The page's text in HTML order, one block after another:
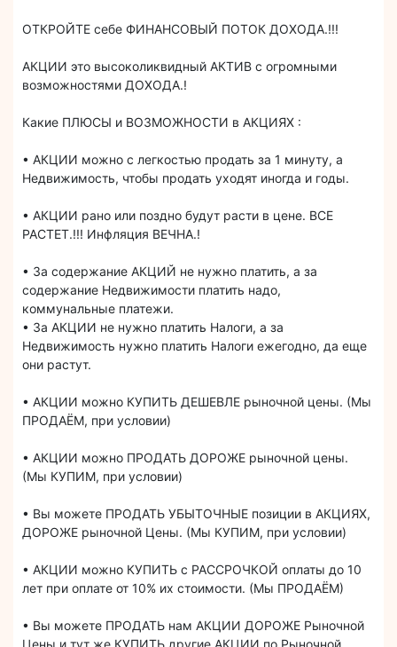
ОТКРОЙТЕ себе ФИНАНСОВЫЙ ПОТОК ДОХОДА.!!!
АКЦИИ это высоколиквидный АКТИВ с огромными
возможностями ДОХОДА.!
Какие ПЛЮСЫ и ВОЗМОЖНОСТИ в АКЦИЯХ :
• АКЦИИ можно с легкостью продать за 1 минуту, а
Недвижимость, чтобы продать уходят иногда и годы.
• АКЦИИ рано или поздно будут расти в цене. ВСЕ
РАСТЕТ.!!! Инфляция ВЕЧНА.!
• За содержание АКЦИЙ не нужно платить, а за
содержание Недвижимости платить надо,
коммунальные платежи.
• За АКЦИИ не нужно платить Налоги, а за
Недвижимость нужно платить Налоги ежегодно, да еще
они растут.
• АКЦИИ можно КУПИТЬ ДЕШЕВЛЕ рыночной цены. (Мы
ПРОДАЁМ, при условии)
• АКЦИИ можно ПРОДАТЬ ДОРОЖЕ рыночной цены.
(Мы КУПИМ, при условии)
• Вы можете ПРОДАТЬ УБЫТОЧНЫЕ позиции в АКЦИЯХ,
ДОРОЖЕ рыночной Цены. (Мы КУПИМ, при условии)
• АКЦИИ можно КУПИТЬ с РАССРОЧКОЙ оплаты до 10
лет при оплате от 10% их стоимости. (Мы ПРОДАЁМ)
• Вы можете ПРОДАТЬ нам АКЦИИ ДОРОЖЕ Рыночной
Цены и тут же КУПИТЬ другие АКЦИИ по Рыночной